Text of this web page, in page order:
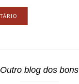
Outro blog dos bons